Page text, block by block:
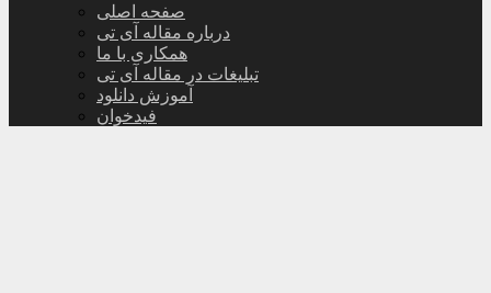
صفحه اصلی
درباره مقاله آی تی
همکاری با ما
تبلیغات در مقاله آی تی
آموزش دانلود
فیدخوان